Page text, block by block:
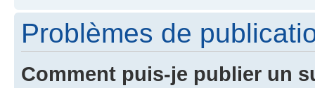
Problèmes de
Comment puis-je publier un